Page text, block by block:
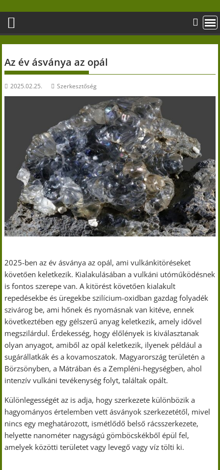
content
Az év ásványa az opál
2025.02.25. Szerkesztőség
2025-ben az év ásványa az opál, ami vulkánkitöréseket
követően keletkezik. Kialakulásában a vulkáni utóműködésnek
is fontos szerepe van. A kitörést követően kialakult
repedésekbe és üregekbe szilícium-oxidban gazdag folyadék
szivárog be, ami hőnek és nyomásnak van kitéve, ennek
következtében egy gélszerű anyag keletkezik, amely idővel
megszilárdul. Érdekesség, hogy élőlények is kiválasztanak
olyan anyagot, amiből az opál keletkezik, ilyenek például a
sugárállatkák és a kovamoszatok. Magyarország területén a
Börzsönyben, a Mátrában és a Zempléni-hegységben, ahol
intenzív vulkáni tevékenység folyt, találtak opált.
Különlegességét az is adja, hogy szerkezete különbözik a
hagyományos értelemben vett ásványok szerkezetétől, mivel
nincs egy meghatározott, ismétlődő belső rácsszerkezete,
helyette nanométer nagyságú gömböcskékből épül fel,
amelyek közötti területet vagy levegő vagy víz tölti ki.